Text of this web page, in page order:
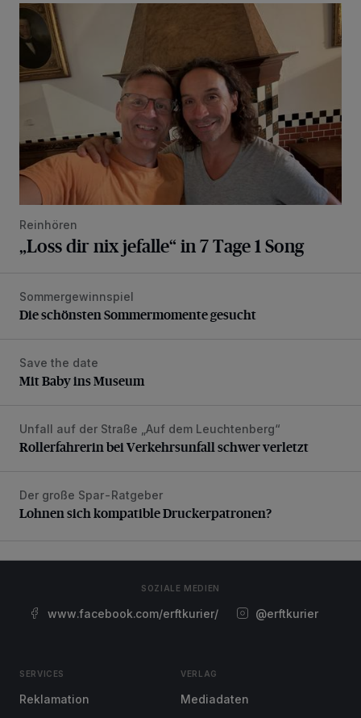
„Loss dir nix jefalle“ in 7 Tage 1 Song
Reinhören
„Loss dir nix jefalle“ in 7 Tage 1 Song
Die schönsten Sommermomente gesucht
Sommergewinnspiel
Die schönsten Sommermomente gesucht
Mit Baby ins Museum
Save the date
Mit Baby ins Museum
Rollerfahrerin bei Verkehrsunfall schwer verletzt
Unfall auf der Straße „Auf dem Leuchtenberg“
Rollerfahrerin bei Verkehrsunfall schwer verletzt
Lohnen sich kompatible Druckerpatronen?
Der große Spar-Ratgeber
Lohnen sich kompatible Druckerpatronen?
SOZIALE MEDIEN
www.facebook.com/erftkurier/ @erftkurier
SERVICES
Reklamation
VERLAG
Mediadaten